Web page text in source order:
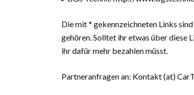
Die mit * gekennzeichneten Links
gehören. Solltet ihr etwas über diese
ihr dafür mehr bezahlen müsst.
Partneranfragen an: Kontakt (at)